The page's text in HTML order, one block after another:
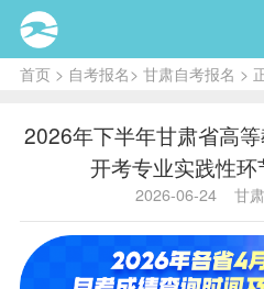
首页> 自考报名> 甘肃自考报名 >
2026年下半年甘肃省高
开考专业实践性
2026-06-24 甘